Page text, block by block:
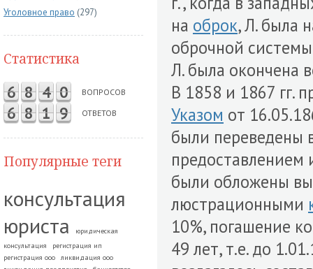
Уголовное право (297)
Статистика
6 8 4 0 ВОПРОСОВ
6 8 1 9 ОТВЕТОВ
Популярные теги
консультация
юриста
юридическая
консультация
регистрация ип
регистрация ооо
ликвидация ооо
на оброк, Л. была
оброчной
Л. была окончена
В 1858 и 1867 гг.
Указом от
были переведены
были обложены
люстрационными
10%, погашение
49 лет, т.е. до